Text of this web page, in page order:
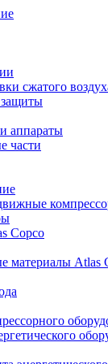
сжатого
аппараты
части
Copco
материалы Atlas